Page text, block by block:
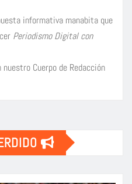
informativa manabita que
Periodismo Digital con
Cuerpo de Redacción